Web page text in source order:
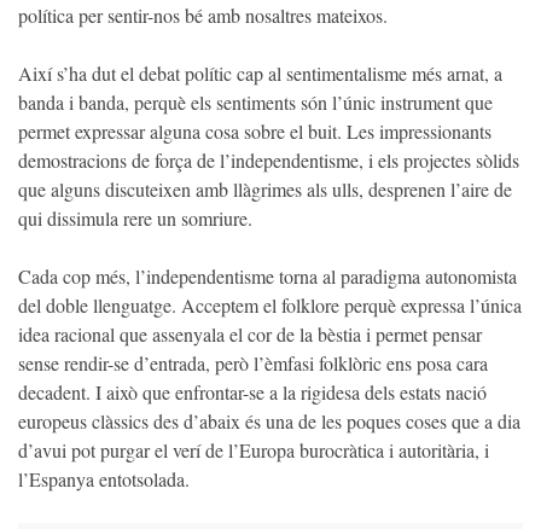
política per sentir-nos bé amb nosaltres mateixos.
Així s’ha dut el debat polític cap al sentimentalisme més arnat, a
banda i banda, perquè els sentiments són l’únic instrument que
permet expressar alguna cosa sobre el buit. Les impressionants
demostracions de força de l’independentisme, i els projectes sòlids
que alguns discuteixen amb llàgrimes als ulls, desprenen l’aire de
qui dissimula rere un somriure.
Cada cop més, l’independentisme torna al paradigma autonomista
del doble llenguatge. Acceptem el folklore perquè expressa l’única
idea racional que assenyala el cor de la bèstia i permet pensar
sense rendir-se d’entrada, però l’èmfasi folklòric ens posa cara
decadent. I això que enfrontar-se a la rigidesa dels estats nació
europeus clàssics des d’abaix és una de les poques coses que a dia
d’avui pot purgar el verí de l’Europa burocràtica i autoritària, i
l’Espanya entotsolada.